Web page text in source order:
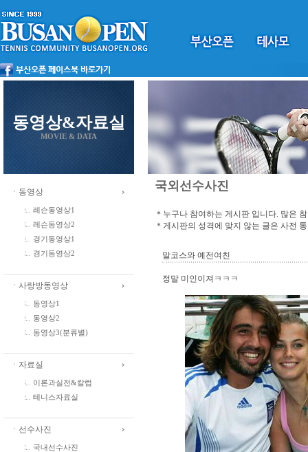
동영상&자료실
MOVIE & DATA
ㆍ동영상
레슨동영상1
레슨동영상2
경기동영상1
경기동영상2
ㆍ사랑방동영상
동영상1
동영상2
동영상3(분류별)
ㆍ자료실
이론과실전&칼럼
테니스자료실
ㆍ선수사진
국내선수사진
국외선수사진
＊누구나 참여하는 게시판 입니다. 많은
＊게시판의 성격에 맞지 않는 글은 사전
말코스와 예전여친
정말 미인이져ㅋㅋㅋ